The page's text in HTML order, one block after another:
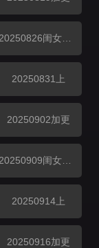
20250826闺女超有料
20250831上
20250902加更
20250909闺女超有料
20250914上
20250916加更